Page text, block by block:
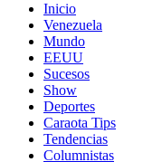
Inicio
Venezuela
Mundo
EEUU
Sucesos
Show
Deportes
Caraota Tips
Tendencias
Columnistas